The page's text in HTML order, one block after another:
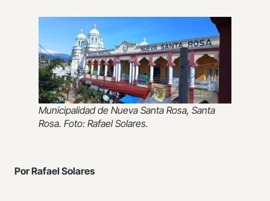
Municipalidad de Nueva Santa Rosa, Santa
Rosa. Foto: Rafael Solares.
Por Rafael Solares